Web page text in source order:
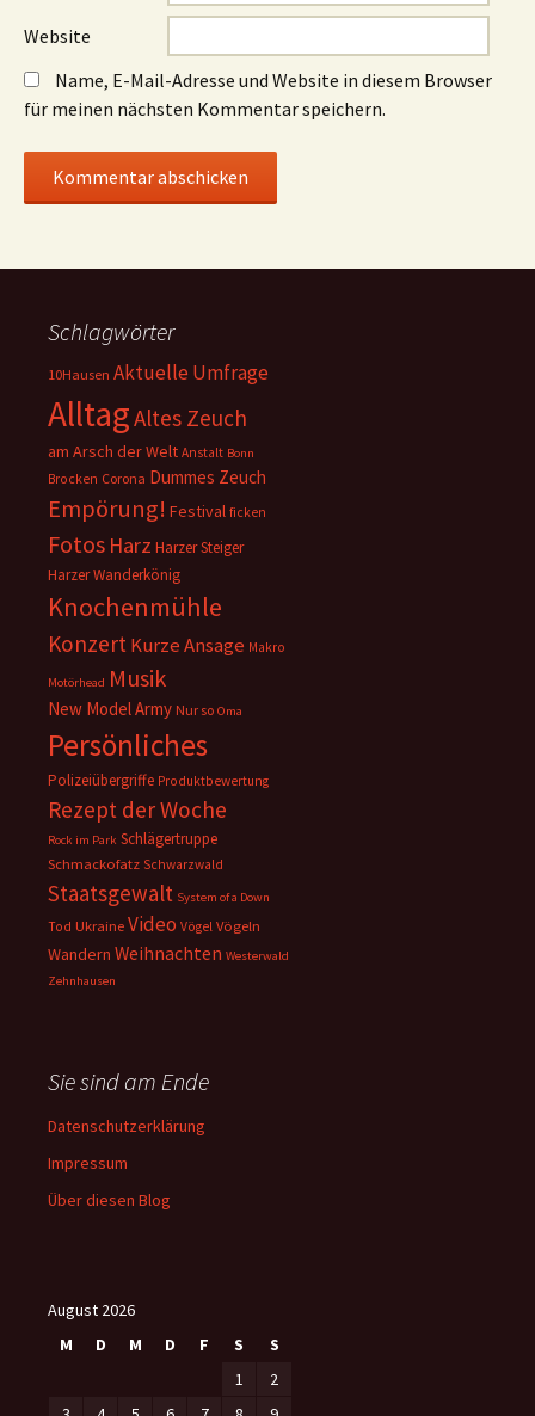
Website
Name, E-Mail-Adresse und Website in diesem Browser
für meinen nächsten Kommentar speichern.
Schlagwörter
10Hausen Aktuelle Umfrage
AlltagAltes Zeuch
am Arsch der Welt Anstalt Bonn
Brocken Corona Dummes Zeuch
Empörung! Festival ficken
Fotos Harz Harzer Steiger
Harzer Wanderkönig
Knochenmühle
KonzertKurze Ansage Makro
Motörhead Musik
New Model Army Nur so Oma
Persönliches
Polizeiübergriffe Produktbewertung
Rezept der Woche
Rock im Park Schlägertruppe
Schmackofatz Schwarzwald
Staatsgewalt System of a Down
Tod Ukraine Video Vögel Vögeln
Wandern Weihnachten Westerwald
Zehnhausen
Sie sind am Ende
Datenschutzerklärung
Impressum
Über diesen Blog
August 2026
M
D M D F S
S
1
2